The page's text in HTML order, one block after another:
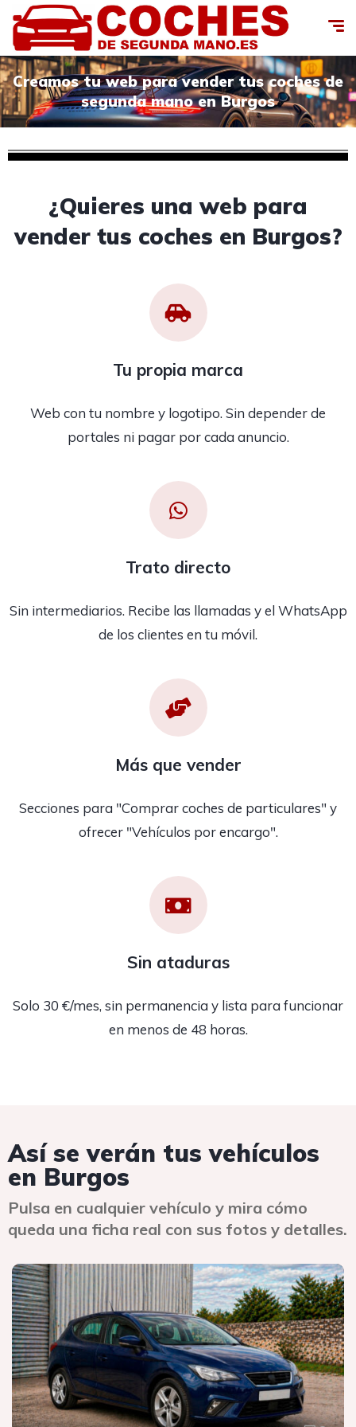
Creamos tu web para vender tus coches de
segunda mano en Burgos
¿Quieres una web para
vender tus coches en Burgos?
Tu propia marca
Web con tu nombre y logotipo. Sin depender de
portales ni pagar por cada anuncio.
Trato directo
Sin intermediarios. Recibe las llamadas y el WhatsApp
de los clientes en tu móvil.
Más que vender
Secciones para "Comprar coches de particulares" y
ofrecer "Vehículos por encargo".
Sin ataduras
Solo 30 €/mes, sin permanencia y lista para funcionar
en menos de 48 horas.
Así se verán tus vehículos
en Burgos
Pulsa en cualquier vehículo y mira cómo
queda una ficha real con sus fotos y detalles.